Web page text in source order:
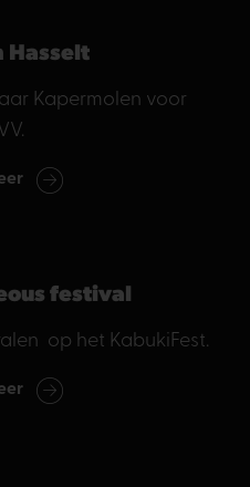
Hasselt
Kapermolen voor
festival
op het KabukiFest.